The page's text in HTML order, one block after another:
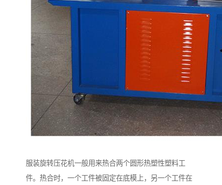
服装旋转压花机一般用来热合两个圆形热塑性塑料工
件。热合时，一个工件被固定在底模上，另一个工件在